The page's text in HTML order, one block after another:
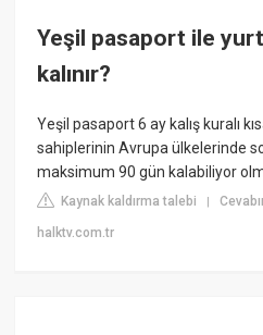
Yeşil pasaport ile yurt
kalınır?
Yeşil pasaport 6 ay kalış kuralı
sahiplerinin Avrupa ülkelerinde
maksimum 90 gün kalabiliyor
Kaynak kaldırma talebi |
halktv.com.tr